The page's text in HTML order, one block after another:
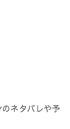
ネタバレや予